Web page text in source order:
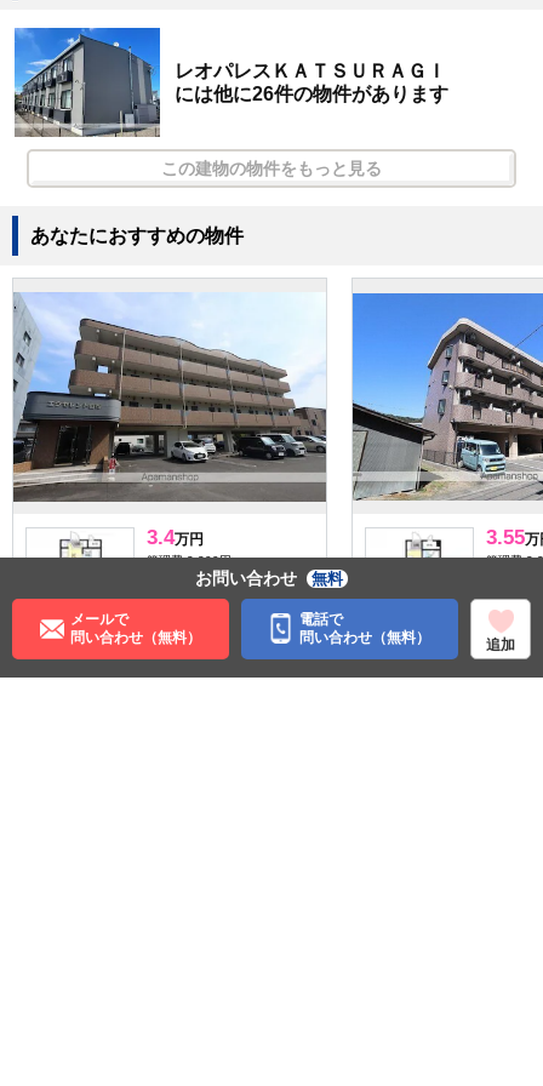
レオパレスＫＡＴＳＵＲＡＧＩ
には他に26件の物件があります
この建物の物件をもっと見る
あなたにおすすめの物件
3.4万円
管理費:2,200円
礼 －
賀来駅 徒歩12分
大分県大分市賀来南１丁目
3.55万
管理費
25㎡
賀来駅
大分県大
お問い合わせ 無料
メールで
問い合わせ（無料）
電話で
問い合わせ（無料）
追加